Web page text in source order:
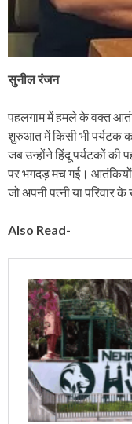
सुनील रंजन
पहलगाम में हमले के वक्त
शुरुआत में किसी भी पर्यटक
जब उन्होंने हिंदू पर्यटकों की
पर भगदड़ मच गई। आतंकियों
जो अपनी पत्नी या परिवार
Also Read-